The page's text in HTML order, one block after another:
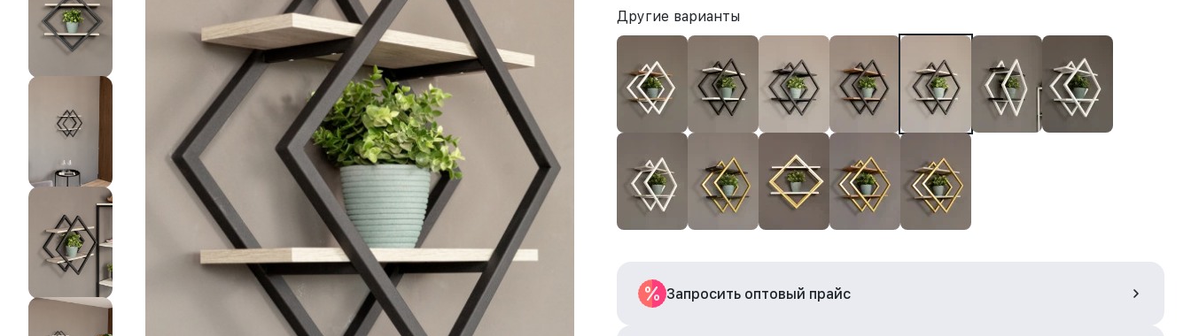
Другие варианты
Запросить оптовый прайс